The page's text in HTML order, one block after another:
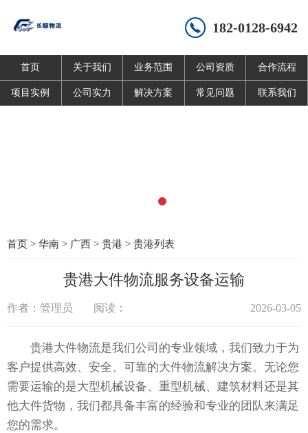
182-0128-6942
首页 关于我们 业务范围 公司资质 合作流程
项目实例 公司实力 解决方案 常见问题 联系我们
首页 > 华南 > 广西 > 贵港 > 贵港列表
贵港大件物流服务设备运输
作者：管理员 阅读： 2026-03-05
贵港大件物流是我们公司的专业领域，我们致力于为
客户提供高效、安全、可靠的大件物流解决方案。无论您
需要运输的是大型机械设备、重型机械、建筑材料还是其
他大件货物，我们都具备丰富的经验和专业的团队来满足
您的需求。